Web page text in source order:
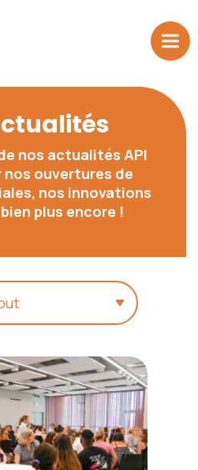
nos actualités API
nos ouvertures de
nos innovations
plus encore !